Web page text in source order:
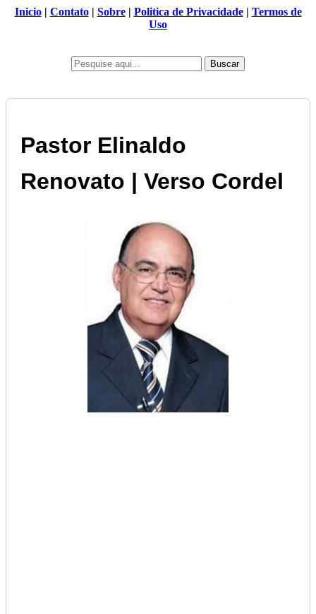
Inicio| Contato| Sobre| Politica de Privacidade| Termos de
Uso
Buscar
Pastor Elinaldo
Renovato | Verso Cordel